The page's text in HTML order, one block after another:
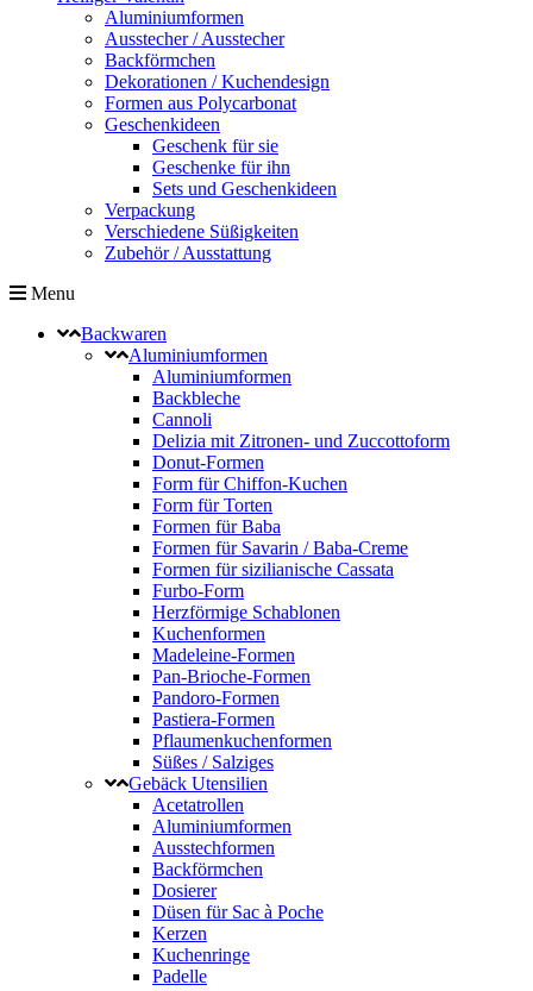
Aluminiumformen
Ausstecher / Ausstecher
Backförmchen
Dekorationen / Kuchendesign
Formen aus Polycarbonat
Geschenkideen
Geschenk für sie
Geschenke für ihn
Sets und Geschenkideen
Verpackung
Verschiedene Süßigkeiten
Zubehör / Ausstattung
Menu
Backwaren
Aluminiumformen
Aluminiumformen
Backbleche
Cannoli
Delizia mit Zitronen- und Zuccottoform
Donut-Formen
Form für Chiffon-Kuchen
Form für Torten
Formen für Baba
Formen für Savarin / Baba-Creme
Formen für sizilianische Cassata
Furbo-Form
Herzförmige Schablonen
Kuchenformen
Madeleine-Formen
Pan-Brioche-Formen
Pandoro-Formen
Pastiera-Formen
Pflaumenkuchenformen
Süßes / Salziges
Gebäck Utensilien
Acetatrollen
Aluminiumformen
Ausstechformen
Backförmchen
Dosierer
Düsen für Sac à Poche
Kerzen
Kuchenringe
Padelle